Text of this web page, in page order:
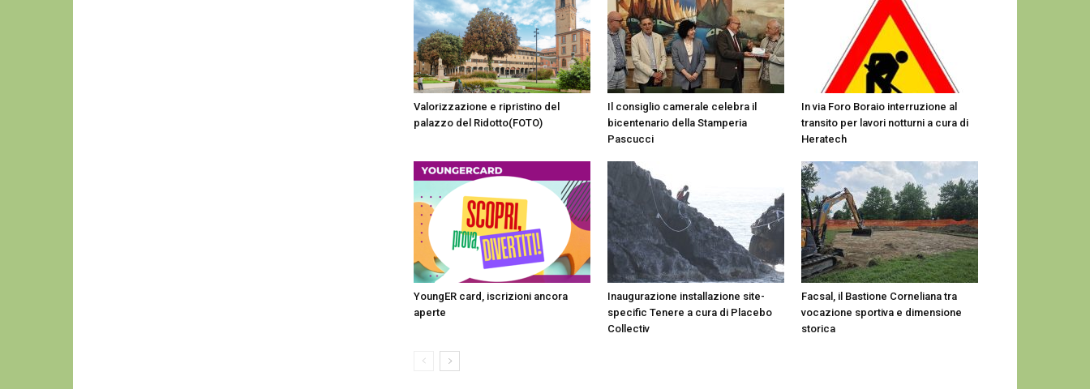
Valorizzazione e ripristino del
palazzo del Ridotto(FOTO)
Il consiglio camerale celebra il
bicentenario della Stamperia
Pascucci
In via Foro Boraio interruzione al
transito per lavori notturni a cura di
Heratech
YoungER card, iscrizioni ancora
aperte
Inaugurazione installazione site-
specific Tenere a cura di Placebo
Collectiv
Facsal, il Bastione Corneliana tra
vocazione sportiva e dimensione
storica